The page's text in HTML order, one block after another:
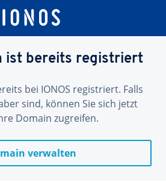
ist bereits registriert
bei IONOS registriert. Falls
sind, können Sie sich jetzt
Domain zugreifen.
verwalten